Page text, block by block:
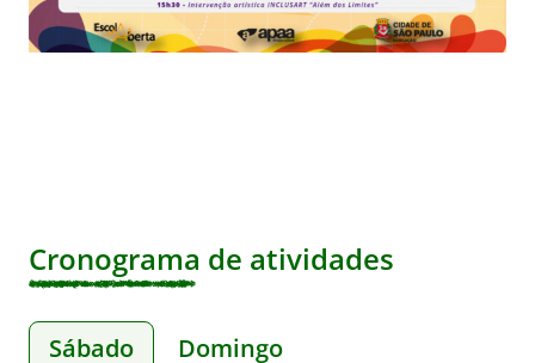
Cronograma de atividades
Sábado Domingo